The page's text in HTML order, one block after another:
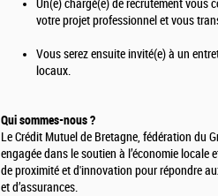
Un(e) chargé(e) de recrutement vous
votre projet professionnel et vous
Vous serez ensuite invité(e) à un
locaux.
Qui sommes-nous ?
Le Crédit Mutuel de Bretagne, fédération du
engagée dans le soutien à l’économie locale
de proximité et d'innovation pour répondre
et d’assurances.